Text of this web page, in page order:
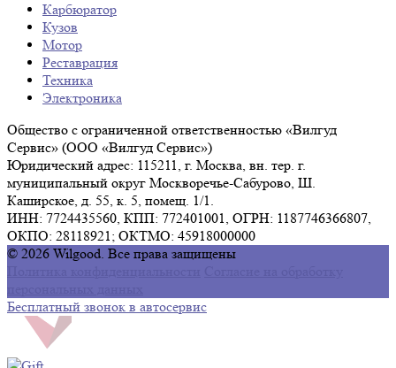
Карбюратор
Кузов
Мотор
Реставрация
Техника
Электроника
Общество с ограниченной ответственностью «Вилгуд
Сервис» (ООО «Вилгуд Сервис»)
Юридический адрес: 115211, г. Москва, вн. тер. г.
муниципальный округ Москворечье-Сабурово, Ш.
Каширское, д. 55, к. 5, помещ. 1/1.
ИНН: 7724435560, КПП: 772401001, ОГРН: 1187746366807,
ОКПО: 28118921; ОКТМО: 45918000000
© 2026 Wilgood. Все права защищены
Бесплатный звонок в автосервис